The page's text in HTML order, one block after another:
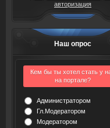
авторизация
Наш опрос
Кем бы ты хотел стать у
на портале?
Администратором
Гл.Модератором
Модератором